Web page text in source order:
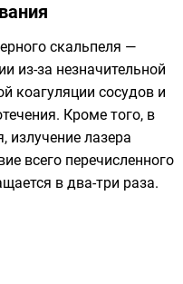
скальпеля —
из-за незначительной
коагуляции сосудов и
Кроме того, в
излучение лазера
всего перечисленного
в два-три раза.